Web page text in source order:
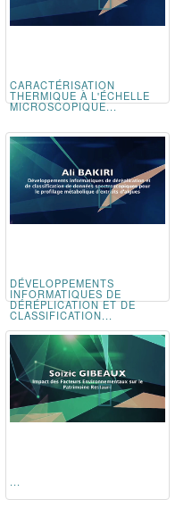
CARACTÉRISATION
THERMIQUE À L'ÉCHELLE
MICROSCOPIQUE...
DÉVELOPPEMENTS
INFORMATIQUES DE
DÉRÉPLICATION ET DE
CLASSIFICATION...
...